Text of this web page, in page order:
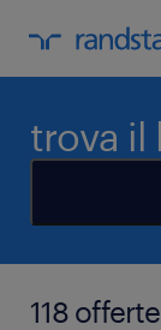
trova il
118